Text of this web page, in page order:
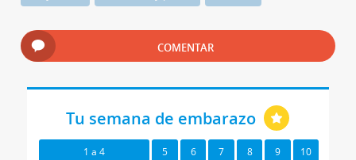
COMENTAR
Tu semana de embarazo
1 a 4 5 6 7 8 9 10